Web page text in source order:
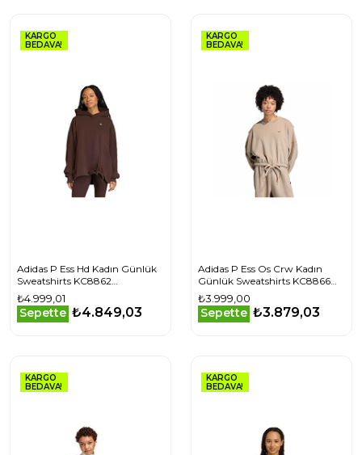
KARGO
BEDAVA!
Adidas P Ess Hd Kadın Günlük
Sweatshirts KC8862
Kahverengi
₺4.999,01
Sepette ₺4.849,03
KARGO
BEDAVA!
Adidas P Ess Os Crw Kadın
Günlük Sweatshirts KC8866
Haki
₺3.999,00
Sepette ₺3.879,03
KARGO
BEDAVA!
KARGO
BEDAVA!